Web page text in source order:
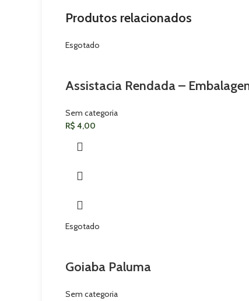
Produtos relacionados
Esgotado
Assistacia Rendada –
Sem categoria
R$ 4,00
Esgotado
Goiaba Paluma
Sem categoria